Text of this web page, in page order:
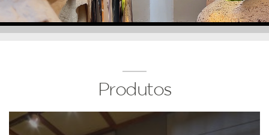
Produtos